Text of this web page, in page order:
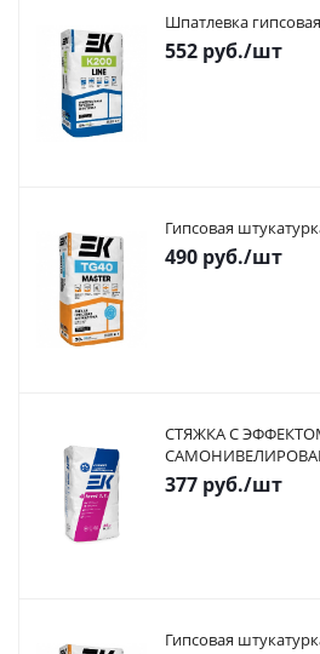
Шпатлевка
552 руб./шт
Гипсовая
490 руб./шт
СТЯЖКА С
377 руб./шт
Гипсовая